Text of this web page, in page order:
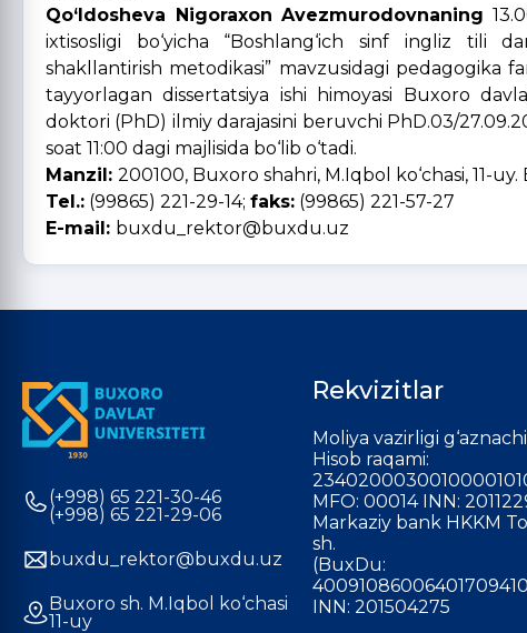
Qo‘ldosheva Nigoraxon Avezmurodovnaning
ixtisosligi bo‘yicha “Boshlang‘ich sinf ingliz tili
shakllantirish metodikasi” mavzusidagi pedagogika
tayyorlagan dissertatsiya ishi himoyasi Buxoro
doktori (PhD) ilmiy darajasini beruvchi PhD.03/
soat 11:00 dagi majlisida bo‘lib o‘tadi.
Manzil: 200100, Buxoro shahri, M.Iqbol ko‘chasi, 11-
Tel.: (99865) 221-29-14; faks: (99865) 221-57-27
E-mail: buxdu_rektor@buxdu.uz
(+998) 65 221-30-46
(+998) 65 221-29-06
buxdu_rektor@buxdu.uz
Buxoro sh. M.Iqbol ko‘chasi
11-uy
Rekvizitlar
Moliya vazirligi
Hisob raqami:
MFO: 00014 INN:
Markaziy bank HKKM
sh.
(BuxDu:
INN: 201504275